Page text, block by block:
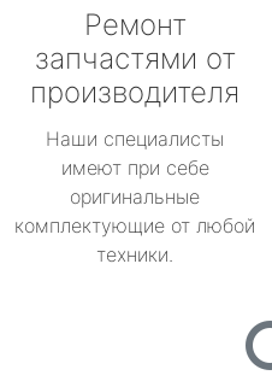
Ремонт
запчастями от
производителя
Наши специалисты
имеют при себе
оригинальные
комплектующие от любой
техники.